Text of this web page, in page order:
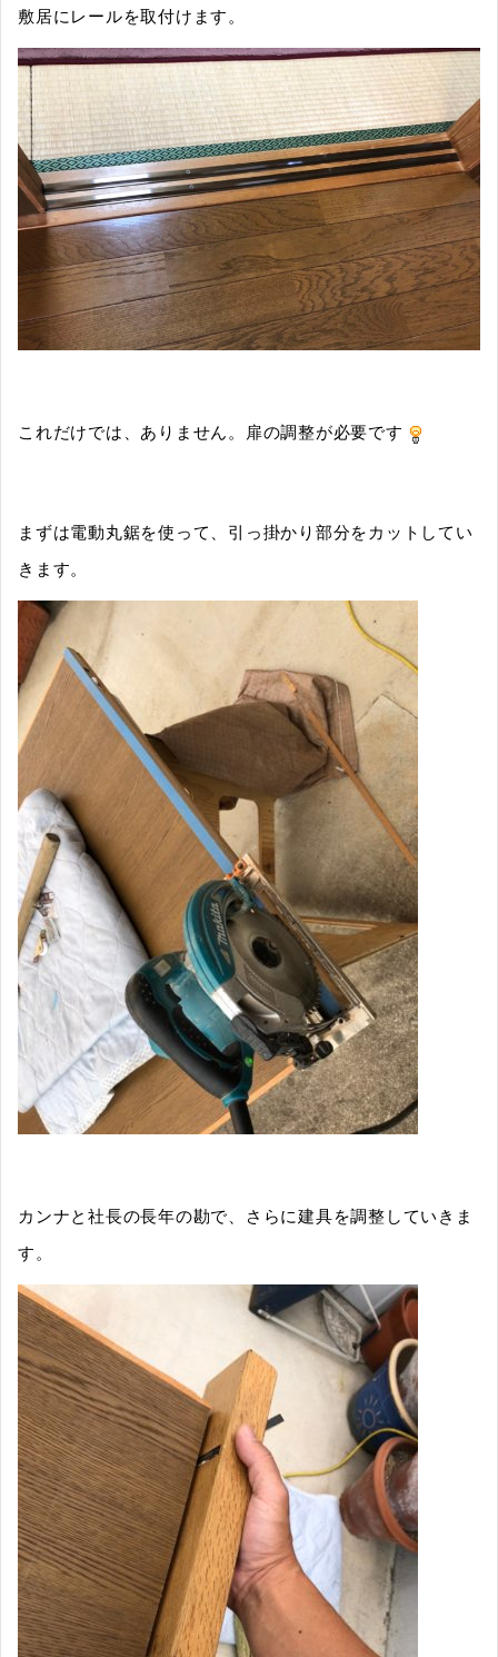
敷居にレールを取付けます。
これだけでは、ありません。扉の調整が必要です
まずは電動丸鋸を使って、引っ掛かり部分をカットしてい
きます。
カンナと社長の長年の勘で、さらに建具を調整していきま
す。